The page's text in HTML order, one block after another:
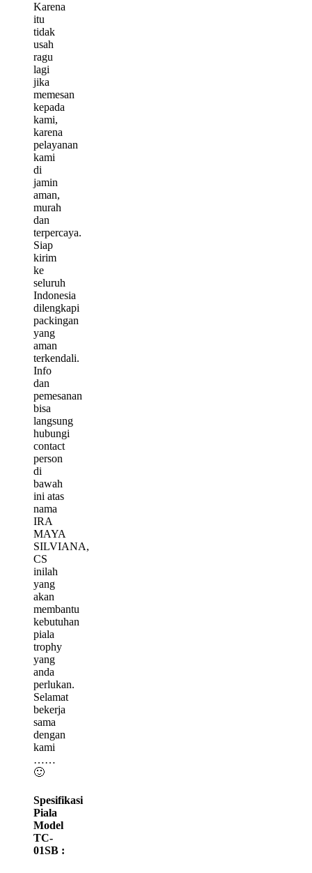
Karena
itu
tidak
usah
ragu
lagi
jika
memesan
kepada
kami,
karena
pelayanan
kami
di
jamin
aman,
murah
dan
terpercaya.
Siap
kirim
ke
seluruh
Indonesia
dilengkapi
packingan
yang
aman
terkendali.
Info
dan
pemesanan
bisa
langsung
hubungi
contact
person
di
bawah
ini atas
nama
IRA
MAYA
SILVIANA,
CS
inilah
yang
akan
membantu
kebutuhan
piala
trophy
yang
anda
perlukan.
Selamat
bekerja
sama
dengan
kami
……
🙂
Spesifikasi
Piala
Model
TC-
01SB :